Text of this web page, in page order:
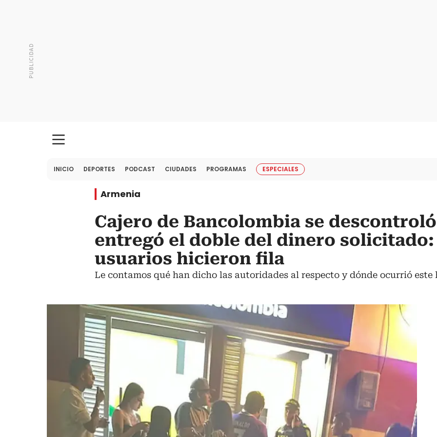
INICIO DEPORTES PODCAST CIUDADES PROGRAMAS ESPECIALES
Armenia
Cajero de Bancolombia se
entregó el doble del dinero solicitado:
usuarios hicieron fila
Le contamos qué han dicho las autoridades al respecto y dónde ocurrió este